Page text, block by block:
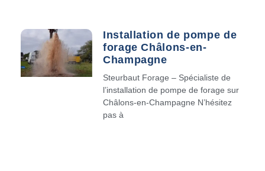
Installation de pompe de
forage Châlons-en-
Champagne
Steurbaut Forage – Spécialiste de
l’installation de pompe de forage sur
Châlons-en-Champagne N’hésitez
pas à